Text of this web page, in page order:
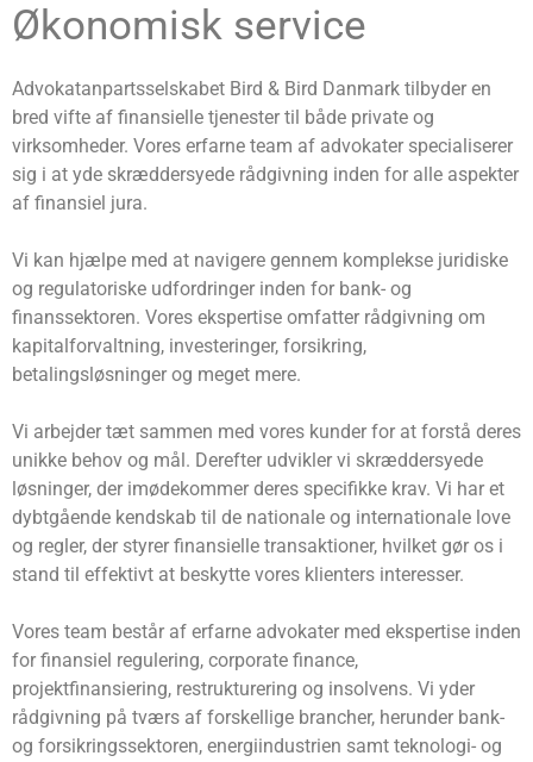
Økonomisk service
Advokatanpartsselskabet Bird & Bird Danmark tilbyder en
bred vifte af finansielle tjenester til både private og
virksomheder. Vores erfarne team af advokater specialiserer
sig i at yde skræddersyede rådgivning inden for alle aspekter
af finansiel jura.
Vi kan hjælpe med at navigere gennem komplekse juridiske
og regulatoriske udfordringer inden for bank- og
finanssektoren. Vores ekspertise omfatter rådgivning om
kapitalforvaltning, investeringer, forsikring,
betalingsløsninger og meget mere.
Vi arbejder tæt sammen med vores kunder for at forstå deres
unikke behov og mål. Derefter udvikler vi skræddersyede
løsninger, der imødekommer deres specifikke krav. Vi har et
dybtgående kendskab til de nationale og internationale love
og regler, der styrer finansielle transaktioner, hvilket gør os i
stand til effektivt at beskytte vores klienters interesser.
Vores team består af erfarne advokater med ekspertise inden
for finansiel regulering, corporate finance,
projektfinansiering, restrukturering og insolvens. Vi yder
rådgivning på tværs af forskellige brancher, herunder bank-
og forsikringssektoren, energiindustrien samt teknologi- og